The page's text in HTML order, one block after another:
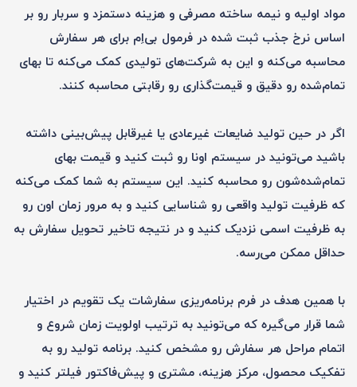
مواد اولیه و نیمه ساخته مصرفی و هزینه دستمزد و سربار رو بر
اساس نرخ جذب ثبت شده در فرمول بی‌اِم برای هر سفارش
محاسبه می‌کنه و این به شرکت‌های تولیدی کمک می‌کنه تا بهای
تمام‌شده رو دقیق و قیمت‌گذاری رو رقابتی محاسبه کنند.
اگر در حین تولید ضایعات غیرعادی یا غیرقابل پیش‌بینی داشته
باشید می‌تونید در سیستم اونا رو ثبت کنید و قیمت بهای
تمام‌شده‌شون رو محاسبه کنید. این سیستم به شما کمک می‌کنه
که ظرفیت تولید واقعی رو شناسایی کنید و به مرور زمان اون رو
به ظرفیت اسمی نزدیک کنید و در نتیجه تاخیر تحویل سفارش به
حداقل ممکن می‌رسه.
با همین هدف در فرم برنامه‌ریزی سفارشات یک تقویم در اختیار
شما قرار می‌گیره که می‌تونید به ترتیب اولویت زمان شروع و
اتمام مراحل هر سفارش رو مشخص کنید. برنامه تولید رو به
تفکیک محصول، مرکز هزینه، مشتری و پیش‌فاکتور فیلتر کنید و